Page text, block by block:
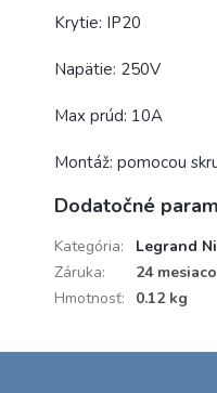
Krytie: IP20
Napätie: 250V
Max prúd: 10A
Montáž: pomocou
Dodatočné
Kategória:
Legrand
Záruka:
24
Hmotnosť: 0.12 kg